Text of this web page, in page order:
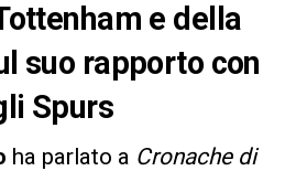
e della
suo rapporto con
Spurs
ha parlato a Cronache di